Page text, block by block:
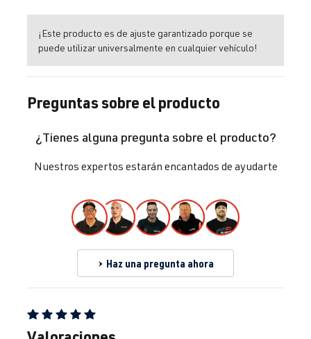
¡Este producto es de ajuste garantizado porque se
puede utilizar universalmente en cualquier vehículo!
Preguntas sobre el producto
¿Tienes alguna pregunta sobre el producto?
Nuestros expertos estarán encantados de ayudarte
Haz una pregunta ahora
Calificación promedio de 5 de 5 estrellas